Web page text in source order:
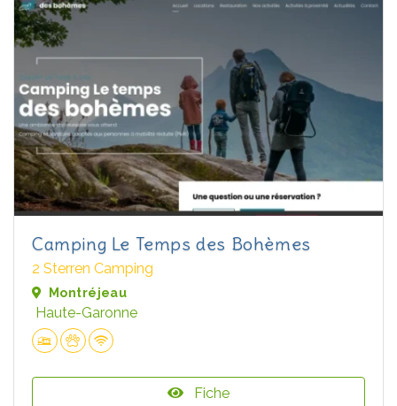
Camping Le Temps des Bohèmes
2 Sterren Camping
Montréjeau
Haute-Garonne
Fiche